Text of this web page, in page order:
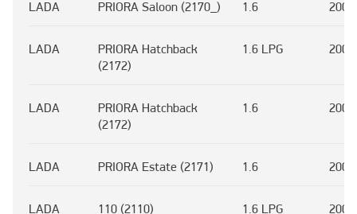
LADA PRIORA Saloon (2170_) 1.6
LADA
PRIORA Hatchback
(2172)
1.6 LPG
LADA
PRIORA Hatchback
(2172)
1.6
LADA PRIORA Estate (2171) 1.6
LADA 110 (2110) 1.6 LPG